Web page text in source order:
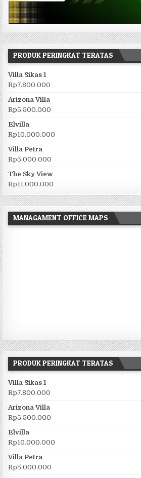
PRODUK PERINGKAT TERATAS
Villa Sikas 1
Rp7.800.000
Arizona Villa
Rp5.500.000
Elvilla
Rp10.000.000
Villa Petra
Rp5.000.000
The Sky View
Rp11.000.000
MANAGAMENT OFFICE MAPS
PRODUK PERINGKAT TERATAS
Villa Sikas 1
Rp7.800.000
Arizona Villa
Rp5.500.000
Elvilla
Rp10.000.000
Villa Petra
Rp5.000.000